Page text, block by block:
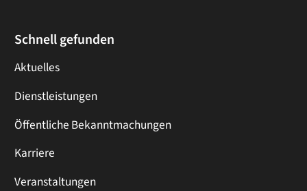
Schnell gefunden
Aktuelles
Dienstleistungen
Öffentliche Bekanntmachungen
Karriere
Veranstaltungen